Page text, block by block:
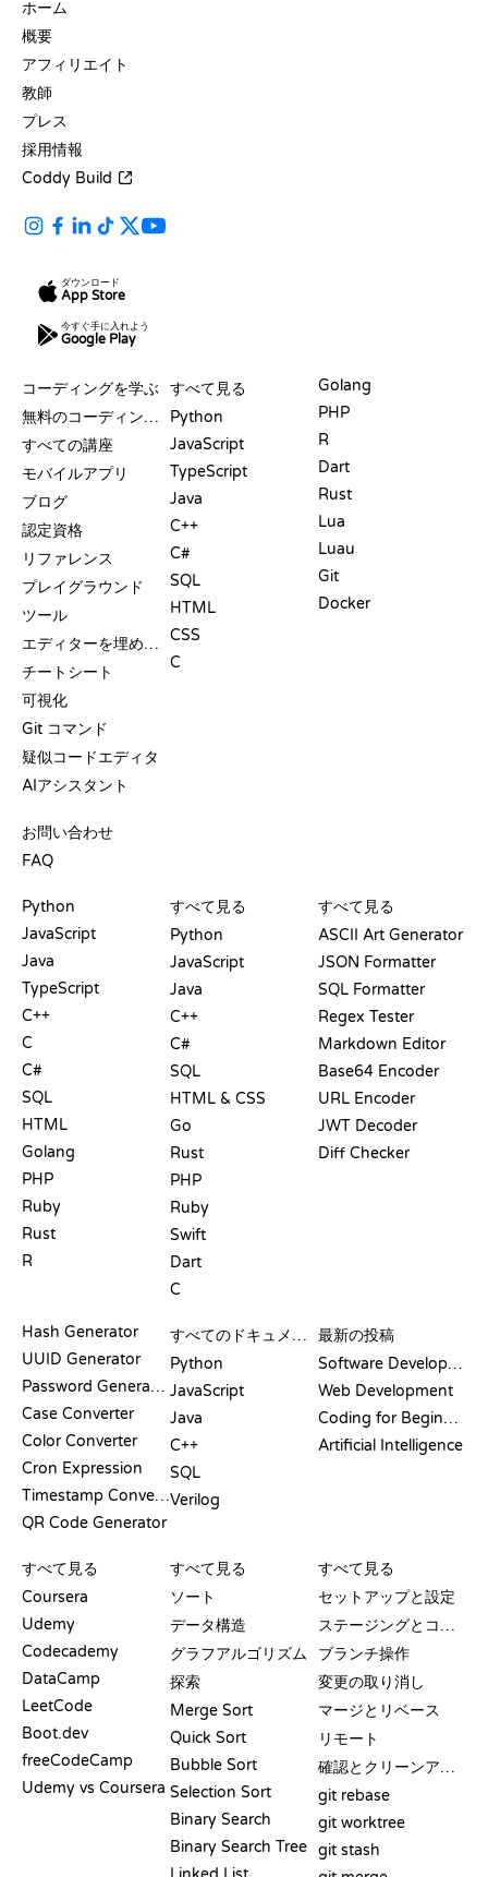
ホーム
概要
アフィリエイト
教師
プレス
採用情報
Coddy Build
ダウンロード
App Store
今すぐ手に入れよう
Google Play
コーディングを学ぶ
無料のコーディングサイト
すべての講座
モバイルアプリ
ブログ
認定資格
リファレンス
プレイグラウンド
ツール
エディターを埋め込む
チートシート
可視化
Git コマンド
疑似コードエディタ
AIアシスタント
お問い合わせ
FAQ
すべて見る
Python
JavaScript
TypeScript
Java
C++
C#
SQL
HTML
CSS
C
Golang
PHP
R
Dart
Rust
Lua
Luau
Git
Docker
Python
JavaScript
Java
TypeScript
C++
C
C#
SQL
HTML
Golang
PHP
Ruby
Rust
R
すべて見る
Python
JavaScript
Java
C++
C#
SQL
HTML & CSS
Go
Rust
PHP
Ruby
Swift
Dart
C
すべて見る
ASCII Art Generator
JSON Formatter
SQL Formatter
Regex Tester
Markdown Editor
Base64 Encoder
URL Encoder
JWT Decoder
Diff Checker
Hash Generator
UUID Generator
Password Generator
Case Converter
Color Converter
Cron Expression
Timestamp Converter
QR Code Generator
すべてのドキュメント
Python
JavaScript
Java
C++
SQL
Verilog
最新の投稿
Software Development
Web Development
Coding for Beginners
Artificial Intelligence
すべて見る
Coursera
Udemy
Codecademy
DataCamp
LeetCode
Boot.dev
freeCodeCamp
Udemy vs Coursera
すべて見る
ソート
データ構造
グラフアルゴリズム
探索
Merge Sort
Quick Sort
Bubble Sort
Selection Sort
Binary Search
Binary Search Tree
すべて見る
セットアップと設定
ステージングとコミット
ブランチ操作
変更の取り消し
マージとリベース
リモート
確認とクリーンアップ
git rebase
git worktree
git stash